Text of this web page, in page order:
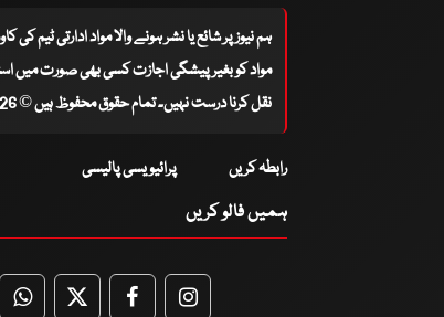
ہم نیوز پر شائع یا نشر ہونے والا مواد ادارتی ٹیم
مواد کو بغیر پیشگی اجازت کسی بھی صورت میں
نقل کرنا درست نہیں۔ تمام حقوق محفوظ ہیں © 2026
رابطہ کریں پرائیویسی پالیسی
ہمیں فالو کریں